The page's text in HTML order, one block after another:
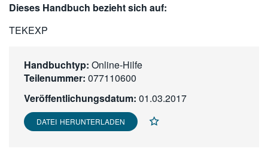
繁體中文
Dieses Handbuch bezieht sich auf:
TEKEXP
Handbuchtyp: Online-Hilfe
Teilenummer: 077110600
Veröffentlichungsdatum: 01.03.2017
DATEI HERUNTERLADEN